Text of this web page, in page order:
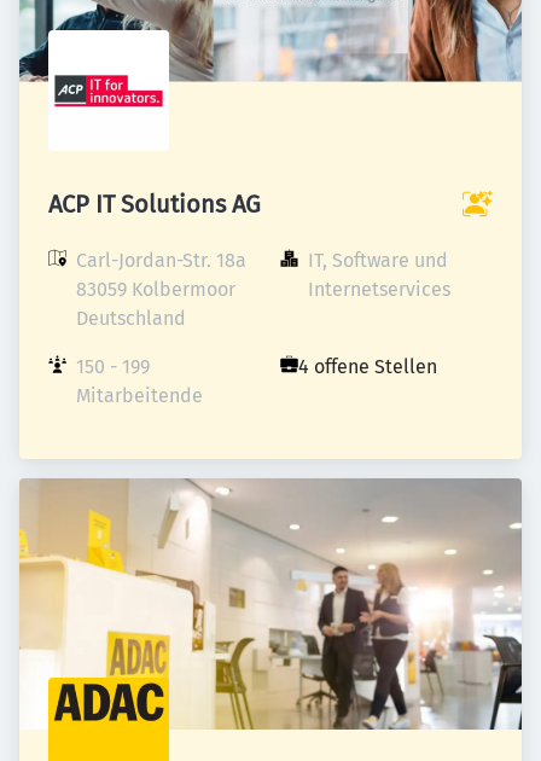
ACP IT Solutions AG
Carl-Jordan-Str. 18a
83059 Kolbermoor
Deutschland
IT, Software und
Internetservices
150 - 199
Mitarbeitende
4 offene Stellen